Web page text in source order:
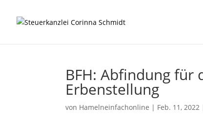
BFH: Abfindung für
Erbenstellung
von Hamelneinfachonline | Feb. 11, 2022